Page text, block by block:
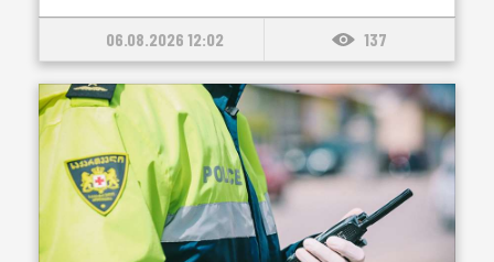
06.08.2026 12:02 137